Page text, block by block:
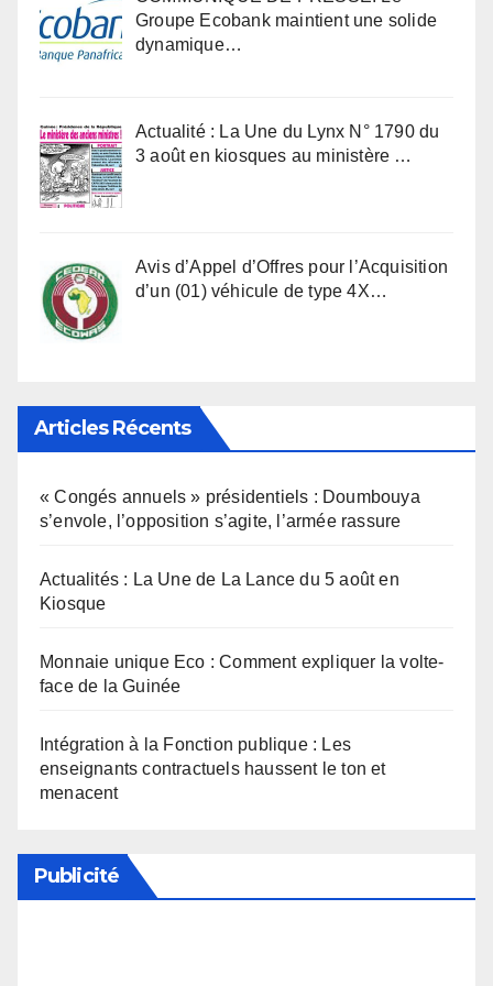
Groupe Ecobank maintient une solide
dynamique…
Actualité : La Une du Lynx N° 1790 du
3 août en kiosques au ministère …
Avis d’Appel d’Offres pour l’Acquisition
d’un (01) véhicule de type 4X…
Articles Récents
« Congés annuels » présidentiels : Doumbouya
s’envole, l’opposition s’agite, l’armée rassure
Actualités : La Une de La Lance du 5 août en
Kiosque
Monnaie unique Eco : Comment expliquer la volte-
face de la Guinée
Intégration à la Fonction publique : Les
enseignants contractuels haussent le ton et
menacent
Publicité